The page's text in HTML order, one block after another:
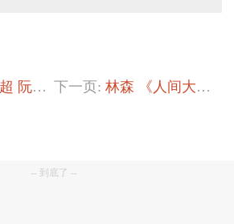
涵 《见义勇为》 下一页: 林森 《人间大义，世代传承》
-- 到底了 --